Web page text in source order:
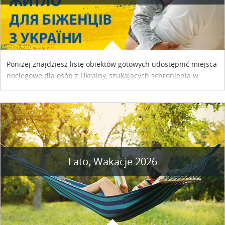
Poniżej znajdziesz listę obiektów gotowych udostępnić miejsca
noclegowe dla osób z Ukrainy, szukających schronienia w
Lato, Wakacje 2026